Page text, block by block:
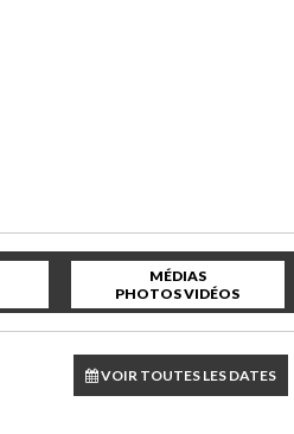
MÉDIAS
PHOTOS VIDÉOS
VOIR TOUTES LES DATES